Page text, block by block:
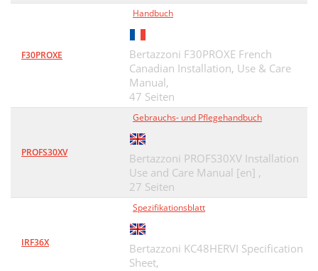
F30PROXE
Handbuch
Bertazzoni F30PROXE French
Canadian Installation, Use & Care
Manual,
47 Seiten
PROFS30XV
Gebrauchs- und Pflegehandbuch
Bertazzoni PROFS30XV Installation
Use and Care Manual [en] ,
27 Seiten
IRF36X
Spezifikationsblatt
Bertazzoni KC48HERVI Specification
Sheet,